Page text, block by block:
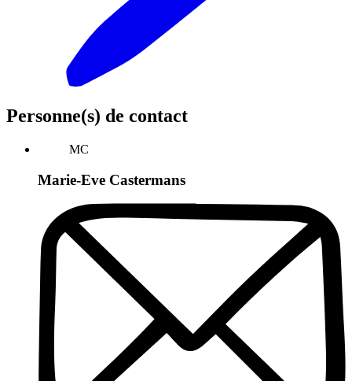
Personne(s) de contact
MC
Marie-Eve Castermans